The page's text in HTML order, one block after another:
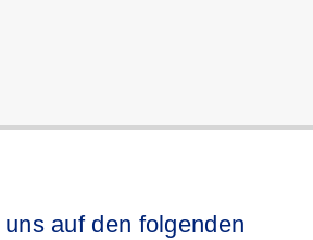
auf den folgenden